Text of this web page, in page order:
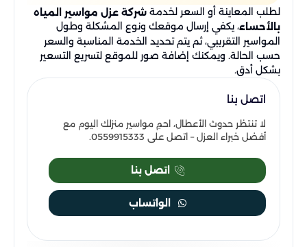
لطلب المعاينة أو السعر لخدمة شركة عزل مواسير المياه
بالأحساء، يكفي إرسال موقعك ونوع المشكلة وطول
المواسير التقريبي، ثم يتم تحديد الخدمة المناسبة والسعر
حسب الحالة. ويمكنك إضافة صور للموقع لتسريع التسعير
بشكل أدق.
اتصل بنا
لا تنتظر حدوث الأعطال، احمِ مواسير منزلك اليوم مع
أفضل خبراء العزل – اتصل على 0559915333.
اتصل بنا
الواتساب